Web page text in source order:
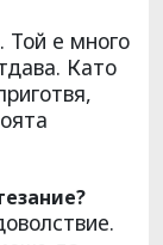
Той е много
Като